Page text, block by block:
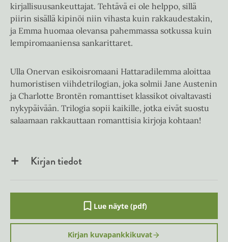
kirjallisuusankeuttajat. Tehtävä ei ole helppo, sillä
piirin sisällä kipinöi niin vihasta kuin rakkaudestakin,
ja Emma huomaa olevansa pahemmassa sotkussa kuin
lempiromaaniensa sankarittaret.
Ulla Onervan esikoisromaani Hattaradilemma aloittaa
humoristisen viihdetrilogian, joka solmii Jane Austenin
ja Charlotte Brontën romanttiset klassikot oivaltavasti
nykypäivään. Trilogia sopii kaikille, jotka eivät suostu
salaamaan rakkauttaan romanttisia kirjoja kohtaan!
Kirjan tiedot
Lue näyte (pdf)
A
u
k
e
Kirjan kuvapankkikuvat